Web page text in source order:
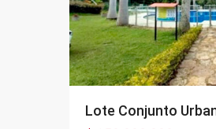
Previous
Lote Conjunto